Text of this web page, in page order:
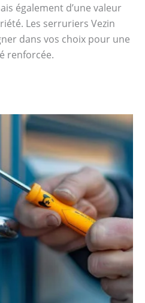
également d’une valeur
Les serruriers Vezin
dans vos choix pour une
renforcée.